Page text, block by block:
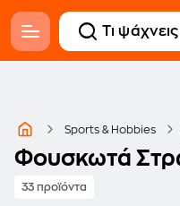
Sports & Hobbies
Φουσκωτά
33 προϊόντα